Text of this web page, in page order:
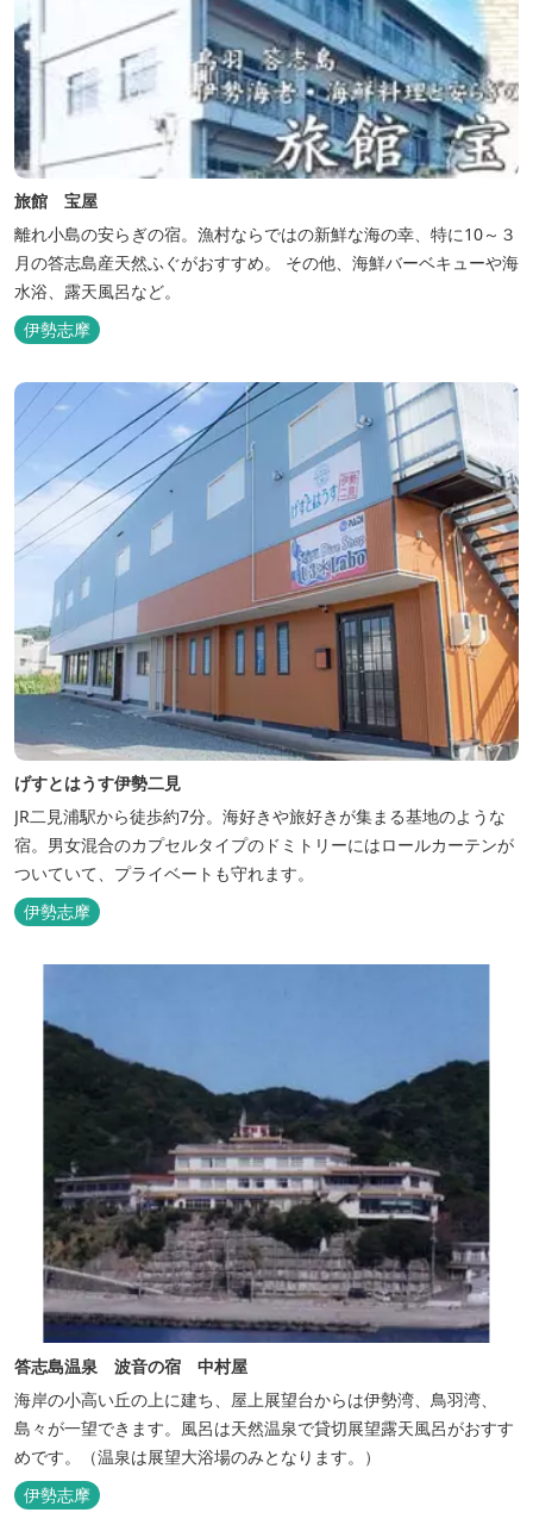
旅館 宝屋
離れ小島の安らぎの宿。漁村ならではの新鮮な海の幸、特に10～３
月の答志島産天然ふぐがおすすめ。 その他、海鮮バーベキューや海
水浴、露天風呂など。
伊勢志摩
げすとはうす伊勢二見
JR二見浦駅から徒歩約7分。海好きや旅好きが集まる基地のような
宿。男女混合のカプセルタイプのドミトリーにはロールカーテンが
ついていて、プライベートも守れます。
伊勢志摩
答志島温泉 波音の宿 中村屋
海岸の小高い丘の上に建ち、屋上展望台からは伊勢湾、鳥羽湾、
島々が一望できます。風呂は天然温泉で貸切展望露天風呂がおすす
めです。（温泉は展望大浴場のみとなります。）
伊勢志摩